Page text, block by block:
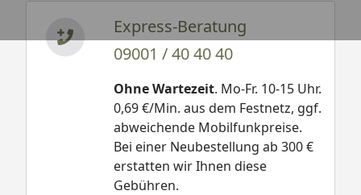
Express-Beratung
09001 / 40 40 40
Ohne Wartezeit. Mo-Fr. 10-15 Uhr.
0,69 €/Min. aus dem Festnetz, ggf.
abweichende Mobilfunkpreise.
Bei einer Neubestellung ab 300 €
erstatten wir Ihnen diese
Gebühren.